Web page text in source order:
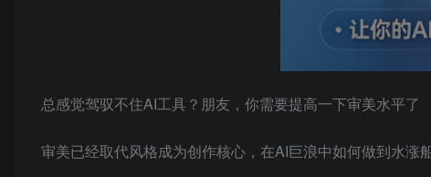
总感觉驾驭不住AI工具？朋友，你需要提高一下审美水平了
审美已经取代风格成为创作核心，在AI巨浪中如何做到水